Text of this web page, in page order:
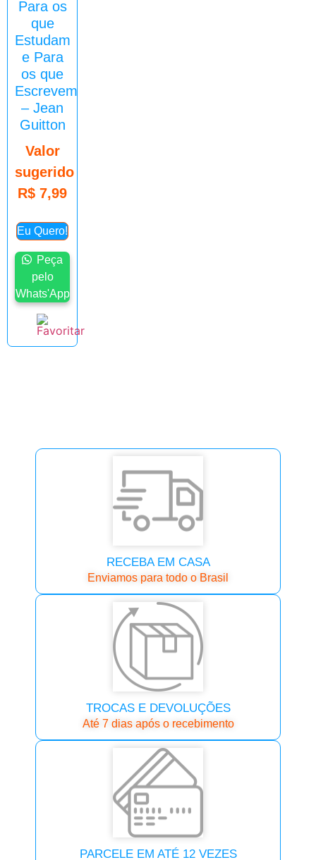
Para os
que
Estudam
e Para
os que
Escrevem
– Jean
Guitton
Valor
sugerido
R$ 7,99
Eu Quero!
Peça
pelo
Whats'App
RECEBA EM CASA
Enviamos para todo o Brasil
TROCAS E DEVOLUÇÕES
Até 7 dias após o recebimento
PARCELE EM ATÉ 12 VEZES